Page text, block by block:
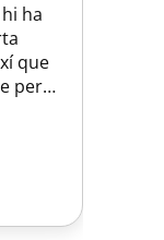
ha
que
per
8km